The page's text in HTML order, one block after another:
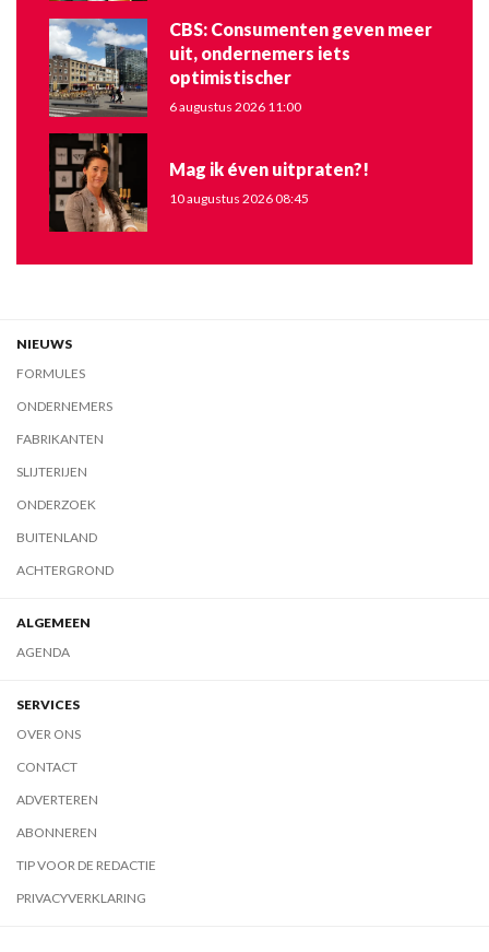
CBS: Consumenten geven meer
uit, ondernemers iets
optimistischer
6 augustus 2026 11:00
Mag ik éven uitpraten?!
10 augustus 2026 08:45
NIEUWS
FORMULES
ONDERNEMERS
FABRIKANTEN
SLIJTERIJEN
ONDERZOEK
BUITENLAND
ACHTERGROND
ALGEMEEN
AGENDA
SERVICES
OVER ONS
CONTACT
ADVERTEREN
ABONNEREN
TIP VOOR DE REDACTIE
PRIVACYVERKLARING